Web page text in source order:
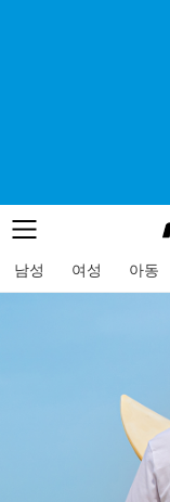
메뉴
남성 여성 아동